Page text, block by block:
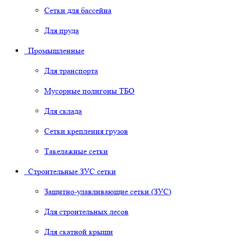
Сетки для бассейна
Для пруда
Промышленные
Для транспорта
Мусорные полигоны ТБО
Для склада
Сетки крепления грузов
Такелажные сетки
Строительные ЗУС сетки
Защитно-улавливающие сетки (ЗУС)
Для строительных лесов
Для скатной крыши